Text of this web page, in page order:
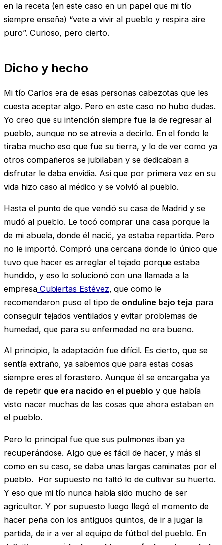
en la receta (en este caso en un papel que mi tío
siempre enseña) “vete a vivir al pueblo y respira aire
puro”. Curioso, pero cierto.
Dicho y hecho
Mi tío Carlos era de esas personas cabezotas que les
cuesta aceptar algo. Pero en este caso no hubo dudas.
Yo creo que su intención siempre fue la de regresar al
pueblo, aunque no se atrevía a decirlo. En el fondo le
tiraba mucho eso que fue su tierra, y lo de ver como ya
otros compañeros se jubilaban y se dedicaban a
disfrutar le daba envidia. Así que por primera vez en su
vida hizo caso al médico y se volvió al pueblo.
Hasta el punto de que vendió su casa de Madrid y se
mudó al pueblo. Le tocó comprar una casa porque la
de mi abuela, donde él nació, ya estaba repartida. Pero
no le importó. Compró una cercana donde lo único que
tuvo que hacer es arreglar el tejado porque estaba
hundido, y eso lo solucionó con una llamada a la
empresa Cubiertas Estévez, que como le
recomendaron puso el tipo de onduline bajo teja para
conseguir tejados ventilados y evitar problemas de
humedad, que para su enfermedad no era bueno.
Al principio, la adaptación fue difícil. Es cierto, que se
sentía extraño, ya sabemos que para estas cosas
siempre eres el forastero. Aunque él se encargaba ya
de repetir que era nacido en el pueblo y que había
visto nacer muchas de las cosas que ahora estaban en
el pueblo.
Pero lo principal fue que sus pulmones iban ya
recuperándose. Algo que es fácil de hacer, y más si
como en su caso, se daba unas largas caminatas por el
pueblo. Por supuesto no faltó lo de cultivar su huerto.
Y eso que mi tío nunca había sido mucho de ser
agricultor. Y por supuesto luego llegó el momento de
hacer peña con los antiguos quintos, de ir a jugar la
partida, de ir a ver al equipo de fútbol del pueblo. En